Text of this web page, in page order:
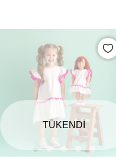
TÜKENDI